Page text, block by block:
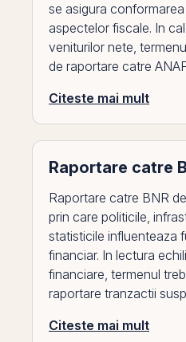
se asigura
aspectelor fiscale. In
veniturilor nete,
de raportare catre
Citeste mai mult
Raportare catre
Raportare catre BNR
prin care politicile,
statisticile influenteaza
financiar. In lectura
financiare, termenul
raportare tranzactii
Citeste mai mult